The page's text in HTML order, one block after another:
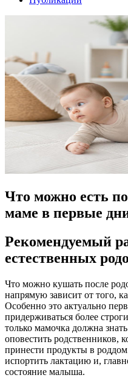
Что можно есть
маме в первые
Рекомендуемый
естественных
Что можно кушать после
напрямую зависит от того,
Особенно это актуально
придерживаться более
только мамочка должна
оповестить родственников,
принести продукты в
испортить лактацию и,
состояние малыша.